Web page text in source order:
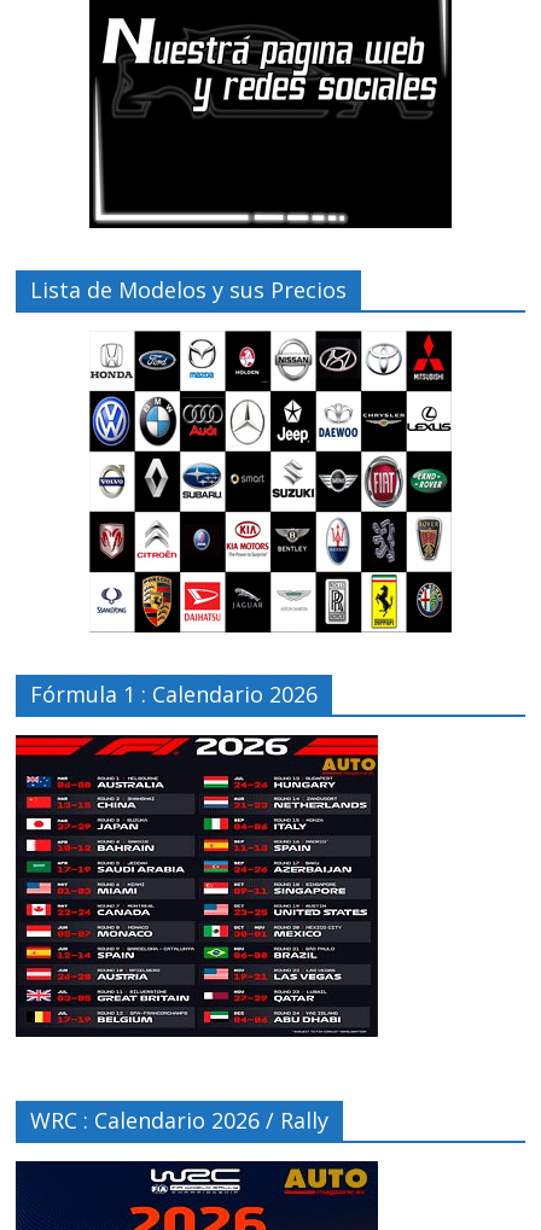
Lista de Modelos y sus Precios
Fórmula 1 : Calendario 2026
WRC : Calendario 2026 / Rally